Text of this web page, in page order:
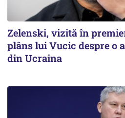
Zelenski, vizită în
plâns lui Vucic despre o
din Ucraina